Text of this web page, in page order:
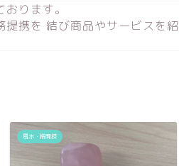
ります。
携を 結び商品やサービスを紹
風水・格闘技